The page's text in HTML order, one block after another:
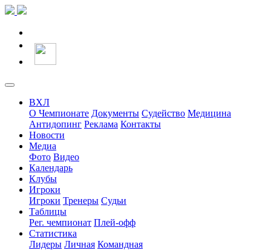
ВХЛ
О Чемпионате Документы Судейство Медицина
Антидопинг Реклама Контакты
Новости
Медиа
Фото Видео
Календарь
Клубы
Игроки
Игроки Тренеры Судьи
Таблицы
Рег. чемпионат Плей-офф
Статистика
Лидеры Личная Командная